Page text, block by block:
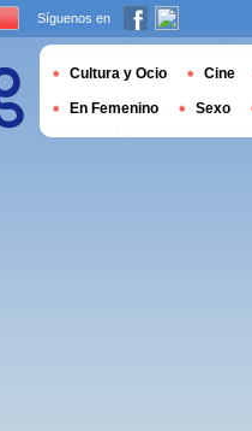
Síguenos en
Cultura y Ocio Cine
En Femenino Sexo